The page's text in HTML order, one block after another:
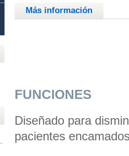
Más información
FUNCIONES
Diseñado para
pacientes